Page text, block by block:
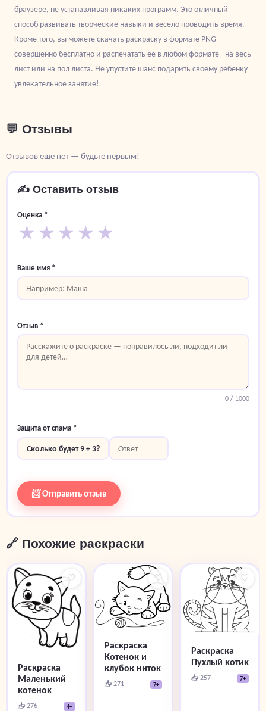
браузере, не устанавливая никаких программ. Это отличный
способ развивать творческие навыки и весело проводить время.
Кроме того, вы можете скачать раскраску в формате PNG
совершенно бесплатно и распечатать ее в любом формате - на весь
лист или на пол листа. Не упустите шанс подарить своему ребенку
увлекательное занятие!
💬 Отзывы
Отзывов ещё нет — будьте первым!
✍️ Оставить отзыв
Оценка *
★ ★ ★ ★ ★
Ваше имя *
Отзыв *
0/ 1000
Защита от спама *
Сколько будет 9 + 3?
📨 Отправить отзыв
🔗 Похожие раскраски
♡
Раскраска
Маленький
котенок
📥 276 4+
♡
Раскраска
Котенок и
клубок ниток
📥 271 7+
♡
Раскраска
Пухлый котик
📥 257 7+